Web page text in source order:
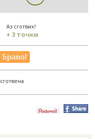
Аз сготвих!
+ 3 точки
сготвена